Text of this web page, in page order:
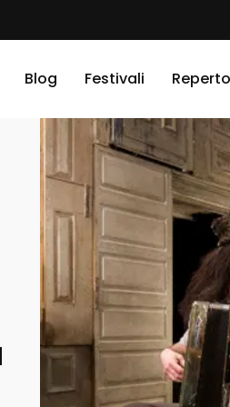
Blog Festivali